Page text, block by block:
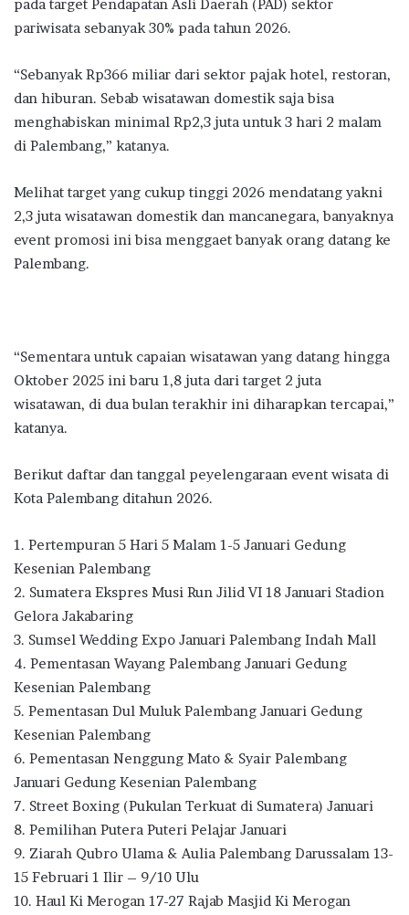
pada target Pendapatan Asli Daerah (PAD) sektor
pariwisata sebanyak 30% pada tahun 2026.
“Sebanyak Rp366 miliar dari sektor pajak hotel, restoran,
dan hiburan. Sebab wisatawan domestik saja bisa
menghabiskan minimal Rp2,3 juta untuk 3 hari 2 malam
di Palembang,” katanya.
Melihat target yang cukup tinggi 2026 mendatang yakni
2,3 juta wisatawan domestik dan mancanegara, banyaknya
event promosi ini bisa menggaet banyak orang datang ke
Palembang.
“Sementara untuk capaian wisatawan yang datang hingga
Oktober 2025 ini baru 1,8 juta dari target 2 juta
wisatawan, di dua bulan terakhir ini diharapkan tercapai,”
katanya.
Berikut daftar dan tanggal peyelengaraan event wisata di
Kota Palembang ditahun 2026.
1. Pertempuran 5 Hari 5 Malam 1-5 Januari Gedung
Kesenian Palembang
2. Sumatera Ekspres Musi Run Jilid VI 18 Januari Stadion
Gelora Jakabaring
3. Sumsel Wedding Expo Januari Palembang Indah Mall
4. Pementasan Wayang Palembang Januari Gedung
Kesenian Palembang
5. Pementasan Dul Muluk Palembang Januari Gedung
Kesenian Palembang
6. Pementasan Nenggung Mato & Syair Palembang
Januari Gedung Kesenian Palembang
7. Street Boxing (Pukulan Terkuat di Sumatera) Januari
8. Pemilihan Putera Puteri Pelajar Januari
9. Ziarah Qubro Ulama & Aulia Palembang Darussalam 13-
15 Februari 1 Ilir – 9/10 Ulu
10. Haul Ki Merogan 17-27 Rajab Masjid Ki Merogan